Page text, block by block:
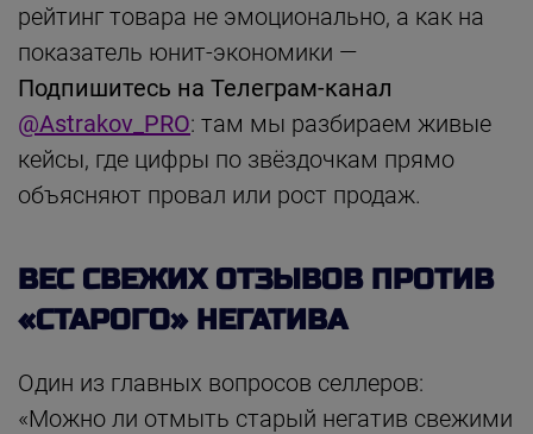
рейтинг товара не эмоционально, а как на
показатель юнит-экономики —
Подпишитесь на Телеграм-канал
@Astrakov_PRO: там мы разбираем живые
кейсы, где цифры по звёздочкам прямо
объясняют провал или рост продаж.
ВЕС СВЕЖИХ ОТЗЫВОВ ПРОТИВ
«СТАРОГО» НЕГАТИВА
Один из главных вопросов селлеров:
«Можно ли отмыть старый негатив свежими